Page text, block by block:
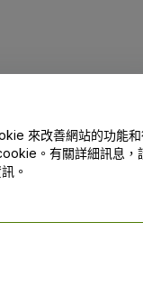
來改善網站的功能
。有關詳細訊息，
。